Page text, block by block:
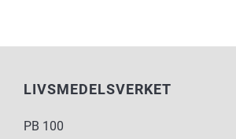
LIVSMEDELSVERKET
PB 100